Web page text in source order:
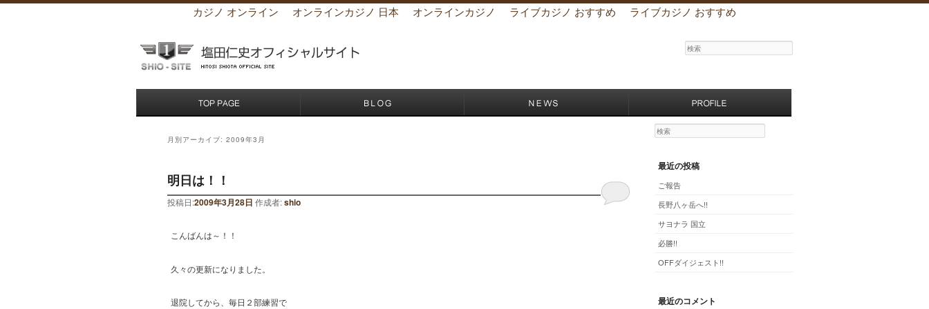
カジノ オンライン オンラインカジノ 日本 オンラインカジノ ライブカジノ おすすめ ライブカジノ おすすめ
検索
月別アーカイブ: 2009年3月
明日は！！
投稿日:2009年3月28日 作成者:shio
こんばんは～！！
久々の更新になりました。
退院してから、毎日２部練習で
検索
最近の投稿
ご報告
長野八ヶ岳へ!!
サヨナラ 国立
必勝!!
OFFダイジェスト!!
最近のコメント